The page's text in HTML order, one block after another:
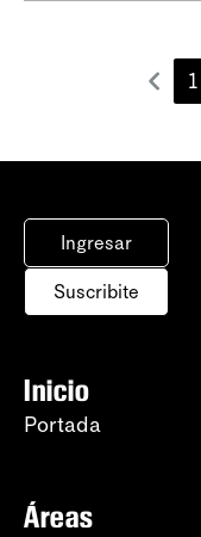
1
Ingresar
Suscribite
Inicio
Portada
Áreas